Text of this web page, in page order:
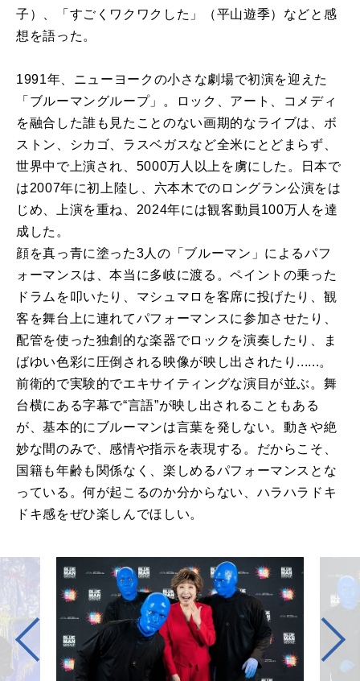
子）、「すごくワクワクした」（平山遊季）などと感
想を語った。
1991年、ニューヨークの小さな劇場で初演を迎えた
「ブルーマングループ」。ロック、アート、コメディ
を融合した誰も見たことのない画期的なライブは、ボ
ストン、シカゴ、ラスベガスなど全米にとどまらず、
世界中で上演され、5000万人以上を虜にした。日本で
は2007年に初上陸し、六本木でのロングラン公演をは
じめ、上演を重ね、2024年には観客動員100万人を達
成した。
顔を真っ青に塗った3人の「ブルーマン」によるパフ
ォーマンスは、本当に多岐に渡る。ペイントの乗った
ドラムを叩いたり、マシュマロを客席に投げたり、観
客を舞台上に連れてパフォーマンスに参加させたり、
配管を使った独創的な楽器でロックを演奏したり、ま
ばゆい色彩に圧倒される映像が映し出されたり......。
前衛的で実験的でエキサイティングな演目が並ぶ。舞
台横にある字幕で“言語”が映し出されることもある
が、基本的にブルーマンは言葉を発しない。動きや絶
妙な間のみで、感情や指示を表現する。だからこそ、
国籍も年齢も関係なく、楽しめるパフォーマンスとな
っている。何が起こるのか分からない、ハラハラドキ
ドキ感をぜひ楽しんでほしい。